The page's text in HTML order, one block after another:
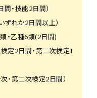
・技能2日間）
ずれか2日間以上）
・乙種6類(2日間)
定2日間・第二次検定1
・第二次検定2日間）